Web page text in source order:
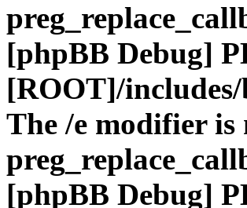
[phpBB Debug]
[ROOT]/
The /e modifier is
[phpBB Debug]